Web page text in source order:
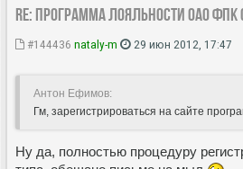
Re: Программа лояльности ОАО
#144436 nataly-m 29 июн 2012, 17:47
Антон Ефимов:
Гм, зарегистрироваться на сайте
Ну да, полностью процедуру